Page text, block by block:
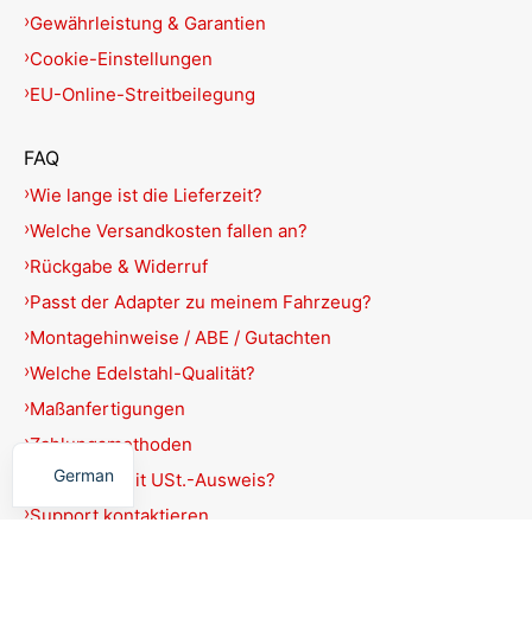
Gewährleistung & Garantien
Cookie-Einstellungen
EU-Online-Streitbeilegung
FAQ
Wie lange ist die Lieferzeit?
Welche Versandkosten fallen an?
Rückgabe & Widerruf
Passt der Adapter zu meinem Fahrzeug?
Montagehinweise / ABE / Gutachten
Welche Edelstahl-Qualität?
Maßanfertigungen
Zahlungsmethoden
Rechnung mit USt.-Ausweis?
Support kontaktieren
German
English